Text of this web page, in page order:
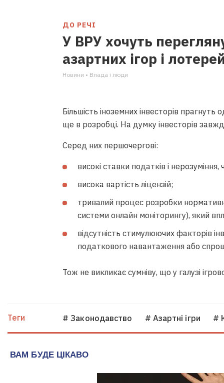
ДО РЕЧІ
У ВРУ хочуть
азартних ігор і
Новини • Влада i люди
Більшість іноземних інвесторів прагнуть
ще в розробці. На думку інвесторів
Серед них першочергові:
високі ставки податків і
висока вартість ліцензій;
тривалий процес розробки
системи онлайн моніторингу), який
відсутність стимулюючих факторів
податкового навантаження або
Тож не викликає сумніву, що у галузі
Теги # Законодавство # Азартні ігри #